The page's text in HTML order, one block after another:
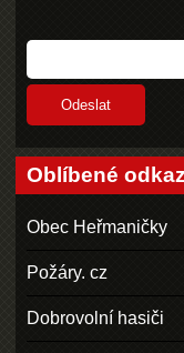
Oblíbené
Obec Heřmaničky
Požáry. cz
Dobrovolní hasiči